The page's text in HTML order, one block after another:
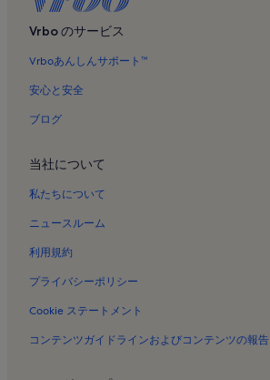
Vrbo のサービス
Vrboあんしんサポート™
安心と安全
ブログ
当社について
私たちについて
ニュースルーム
利用規約
プライバシーポリシー
Cookie ステートメント
コンテンツガイドラインおよびコンテンツの報告